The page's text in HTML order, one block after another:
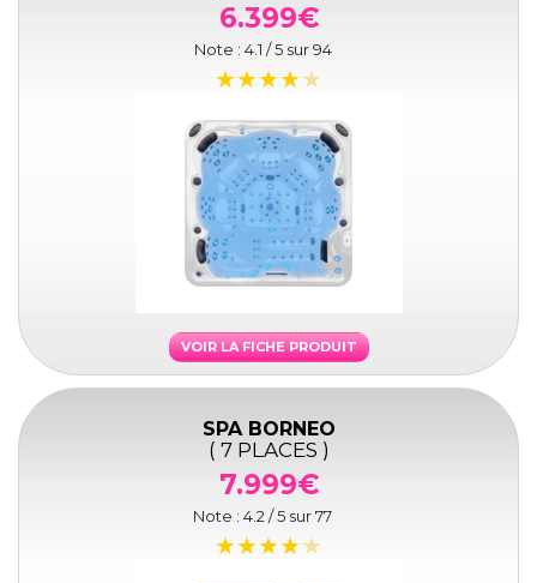
6.399€
Note : 4.1 / 5 sur94
VOIR LA FICHE PRODUIT
SPA BORNEO
( 7 PLACES )
7.999€
Note : 4.2 / 5 sur77